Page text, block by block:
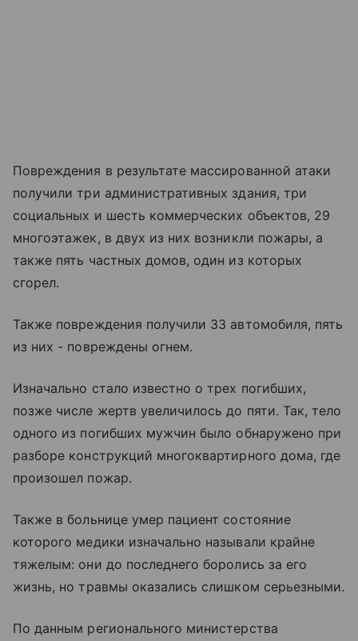
Повреждения в результате массированной атаки
получили три административных здания, три
социальных и шесть коммерческих объектов, 29
многоэтажек, в двух из них возникли пожары, а
также пять частных домов, один из которых
сгорел.
Также повреждения получили 33 автомобиля, пять
из них - повреждены огнем.
Изначально стало известно о трех погибших,
позже числе жертв увеличилось до пяти. Так, тело
одного из погибших мужчин было обнаружено при
разборе конструкций многоквартирного дома, где
произошел пожар.
Также в больнице умер пациент состояние
которого медики изначально называли крайне
тяжелым: они до последнего боролись за его
жизнь, но травмы оказались слишком серьезными.
По данным регионального министерства